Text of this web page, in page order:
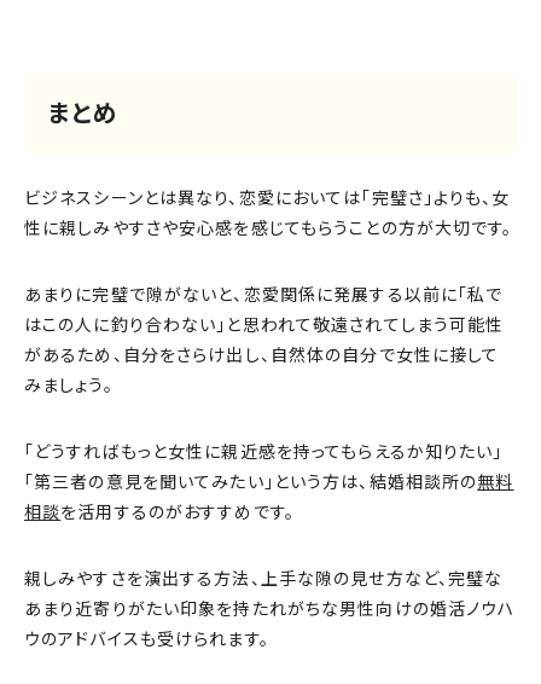
まとめ
ビジネスシーンとは異なり、恋愛においては「完璧さ」よりも、女
性に親しみやすさや安心感を感じてもらうことの方が大切です。
あまりに完璧で隙がないと、恋愛関係に発展する以前に「私で
はこの人に釣り合わない」と思われて敬遠されてしまう可能性
があるため、自分をさらけ出し、自然体の自分で女性に接して
みましょう。
「どうすればもっと女性に親近感を持ってもらえるか知りたい」
「第三者の意見を聞いてみたい」という方は、結婚相談所の無料
相談を活用するのがおすすめです。
親しみやすさを演出する方法、上手な隙の見せ方など、完璧な
あまり近寄りがたい印象を持たれがちな男性向けの婚活ノウハ
ウのアドバイスも受けられます。